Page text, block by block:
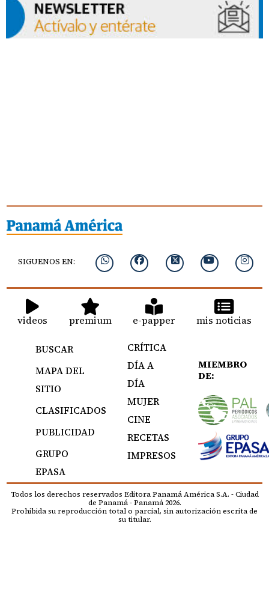
SIGUENOS EN:
videos premium e-papper mis noticias
BUSCAR
MAPA DEL
SITIO
CLASIFICADOS
PUBLICIDAD
GRUPO
EPASA
CRÍTICA
DÍA A
DÍA
MUJER
CINE
RECETAS
IMPRESOS
MIEMBRO
DE:
Todos los derechos reservados Editora Panamá América S.A. - Ciudad
de Panamá - Panamá 2026.
Prohibida su reproducción total o parcial, sin autorización escrita de
su titular.